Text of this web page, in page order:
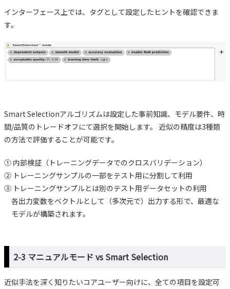
インターフェース上では、タグとして設定したヒントを確認できま
す。
Smart Selectionアルゴリズムは設定した事前知識、モデル要件、時
間/品質のトレードオフにて選択を開始します。 近似の精度は3種類
の方法で評価することが可能です。
① 内部検証（トレーニングデータでのクロスバリデーション）
② トレーニングサンプルの一部をテスト用に分割して利用
③ トレーニングサンプルとは別のテスト用データセットの利用
各出力変数をベクトルとして（多次元で）出力する形で、最適な
モデルが構築されます。
2-3 マニュアルモード vs Smart Selection
近似手法を深く知りたいコアユーザー向けに、全ての項目を設定可